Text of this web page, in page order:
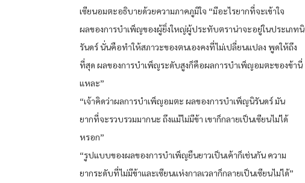
เซียนอมตะอธิบายด้วยความภาคภูมิใจ “มีอะไรยากที่จะเข้าใจ
ผลของการบำเพ็ญของผู้ยิ่งใหญ่ผู้ประทับตราน่าจะอยู่ในประเภทนิ
รันดร์ นั่นคือทำให้สภาวะของตนเองคงที่ไม่เปลี่ยนแปลง พูดให้ถึง
ที่สุด ผลของการบำเพ็ญระดับสูงก็คือผลการบำเพ็ญอมตะของข้านี่
แหละ”
“เจ้าคิดว่าผลการบำเพ็ญอมตะ ผลของการบำเพ็ญนิรันดร์ มัน
ยากที่จะรวบรวมมากนะ ถึงแม้ไม่มีข้า เขาก็กลายเป็นเซียนไม่ได้
หรอก”
“รูปแบบของผลของการบำเพ็ญยืนยาวเป็นเค้าก็เช่นกัน ความ
ยากระดับที่ไม่มีข้าและเซียนแห่งกาลเวลาก็กลายเป็นเซียนไม่ได้”